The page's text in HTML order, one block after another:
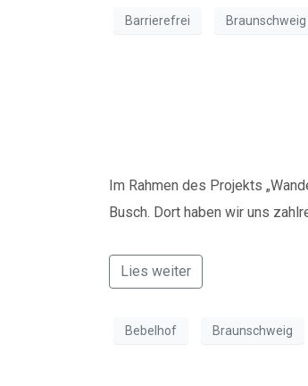
Barrierefrei Braunschweig
Im Rahmen des Projekts
Busch. Dort haben wir uns
Lies weiter
Bebelhof Braunschweig